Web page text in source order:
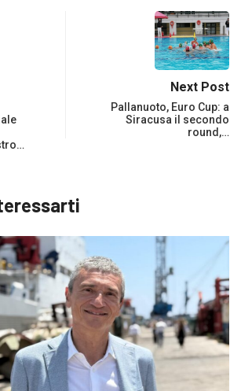
Next Post
Pallanuoto, Euro Cup: a
Siracusa il secondo
round,…